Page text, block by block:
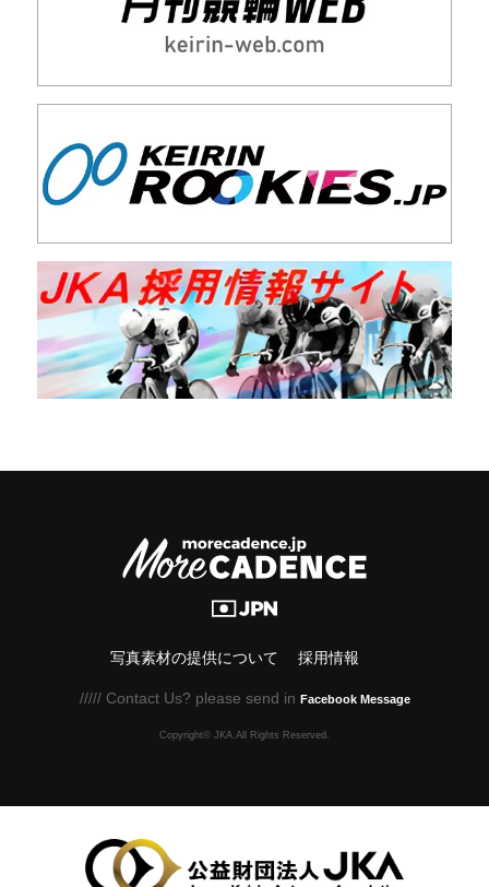
写真素材の提供について 採用情報
///// Contact Us? please send in Facebook Message
Copyright© JKA.All Rights Reserved.